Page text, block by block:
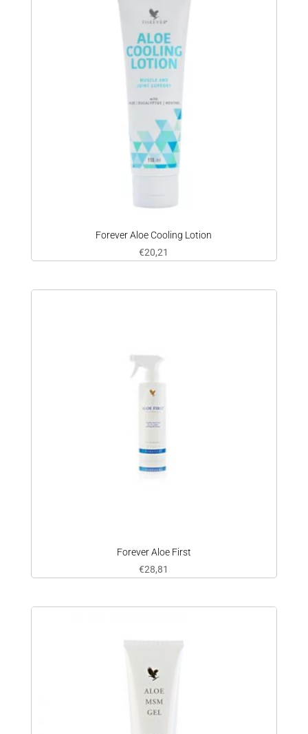
Forever Aloe Cooling Lotion
€20,21
Forever Aloe First
€28,81